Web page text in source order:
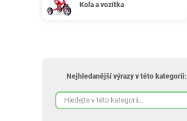
Kola a vozítka
Nejhledanější výrazy v této kategorii: